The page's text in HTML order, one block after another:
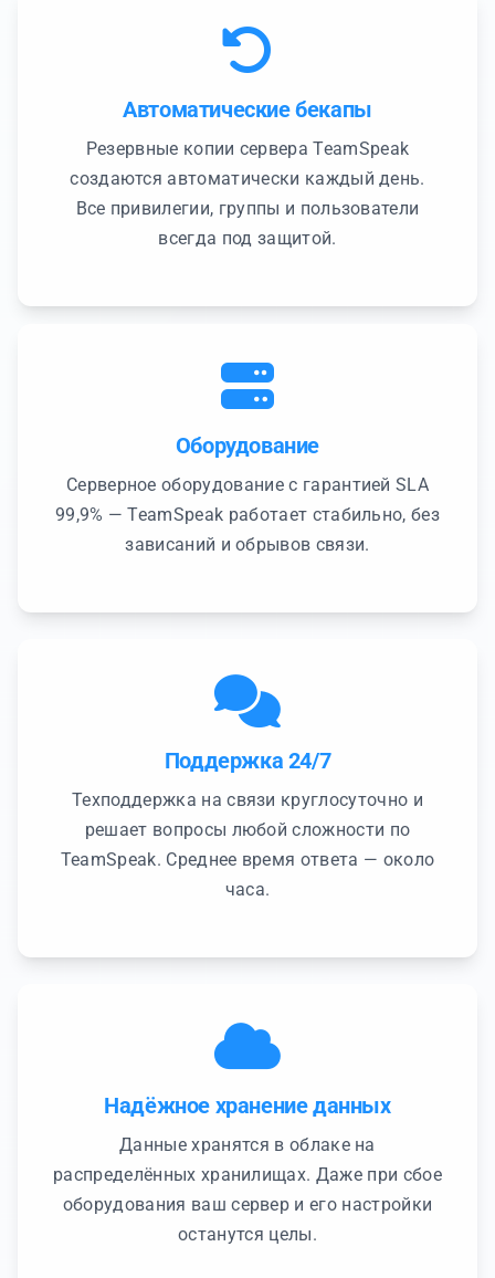
Автоматические бекапы
Резервные копии сервера TeamSpeak
создаются автоматически каждый день.
Все привилегии, группы и пользователи
всегда под защитой.
Оборудование
Серверное оборудование с гарантией SLA
99,9% — TeamSpeak работает стабильно, без
зависаний и обрывов связи.
Поддержка 24/7
Техподдержка на связи круглосуточно и
решает вопросы любой сложности по
TeamSpeak. Среднее время ответа — около
часа.
Надёжное хранение данных
Данные хранятся в облаке на
распределённых хранилищах. Даже при сбое
оборудования ваш сервер и его настройки
останутся целы.